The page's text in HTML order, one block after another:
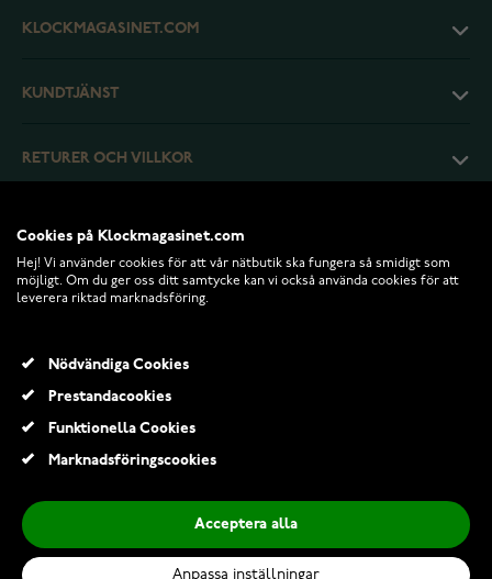
KLOCKMAGASINET.COM
KUNDTJÄNST
RETURER OCH VILLKOR
Saurum konfirmationskors 5081
1 089,00 Kr
Cookies på Klockmagasinet.com
Hej! Vi använder cookies för att vår nätbutik ska fungera så smidigt som
möjligt. Om du ger oss ditt samtycke kan vi också använda cookies för att
leverera riktad marknadsföring.
Nödvändiga Cookies
Prestandacookies
Funktionella Cookies
Marknadsföringscookies
Acceptera alla
Anpassa inställningar